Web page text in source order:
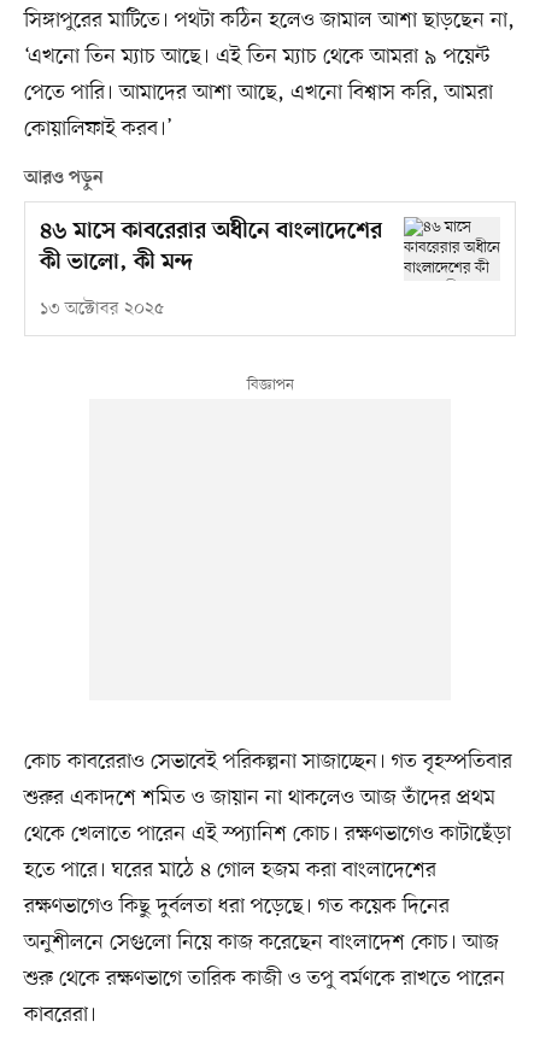
সিঙ্গাপুরের মাটিতে। পথটা কঠিন হলেও জামাল আশা ছাড়ছেন না,
‘এখনো তিন ম্যাচ আছে। এই তিন ম্যাচ থেকে আমরা ৯ পয়েন্ট
পেতে পারি। আমাদের আশা আছে, এখনো বিশ্বাস করি, আমরা
কোয়ালিফাই করব।’
আরও পড়ুন
৪৬ মাসে কাবরেরার অধীনে বাংলাদেশের
কী ভালো, কী মন্দ
১৩ অক্টোবর ২০২৫
কোচ কাবরেরাও সেভাবেই পরিকল্পনা সাজাচ্ছেন। গত বৃহস্পতিবার
শুরুর একাদশে শমিত ও জায়ান না থাকলেও আজ তাঁদের প্রথম
থেকে খেলাতে পারেন এই স্প্যানিশ কোচ। রক্ষণভাগেও কাটাছেঁড়া
হতে পারে। ঘরের মাঠে ৪ গোল হজম করা বাংলাদেশের
রক্ষণভাগেও কিছু দুর্বলতা ধরা পড়েছে। গত কয়েক দিনের
অনুশীলনে সেগুলো নিয়ে কাজ করেছেন বাংলাদেশ কোচ। আজ
শুরু থেকে রক্ষণভাগে তারিক কাজী ও তপু বর্মণকে রাখতে পারেন
কাবরেরা।